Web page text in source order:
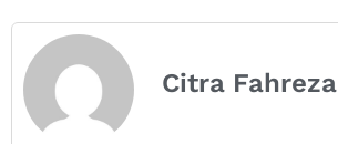
Citra Fahreza